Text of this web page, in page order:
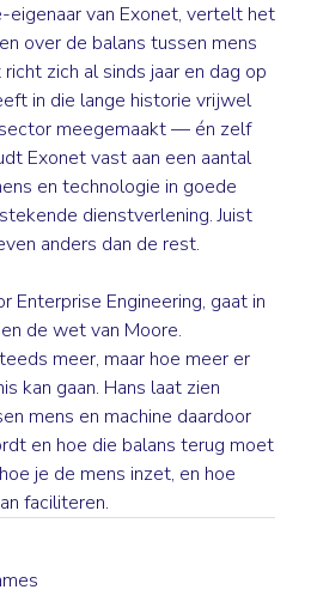
eigenaar van Exonet, vertelt het
over de balans tussen mens
zich al sinds jaar en dag op
in die lange historie vrijwel
meegemaakt — én zelf
Exonet vast aan een aantal
en technologie in goede
dienstverlening. Juist
anders dan de rest.
Enterprise Engineering, gaat in
de wet van Moore.
meer, maar hoe meer er
kan gaan. Hans laat zien
mens en machine daardoor
en hoe die balans terug moet
je de mens inzet, en hoe
faciliteren.